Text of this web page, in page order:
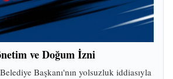
ve Doğum İzni
Başkanı'nın yolsuzluk iddiasıyla